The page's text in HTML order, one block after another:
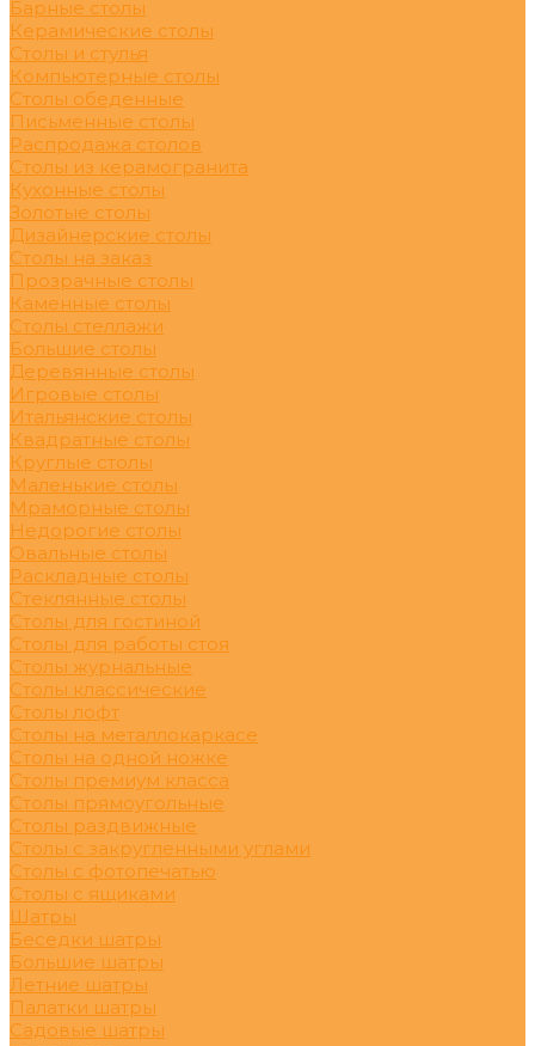
Барные столы
Керамические столы
Столы и стулья
Компьютерные столы
Столы обеденные
Письменные столы
Распродажа столов
Столы из керамогранита
Кухонные столы
Золотые столы
Дизайнерские столы
Столы на заказ
Прозрачные столы
Каменные столы
Столы стеллажи
Большие столы
Деревянные столы
Игровые столы
Итальянские столы
Квадратные столы
Круглые столы
Маленькие столы
Мраморные столы
Недорогие столы
Овальные столы
Раскладные столы
Стеклянные столы
Столы для гостиной
Столы для работы стоя
Столы журнальные
Столы классические
Столы лофт
Столы на металлокаркасе
Столы на одной ножке
Столы премиум класса
Столы прямоугольные
Столы раздвижные
Столы с закругленными углами
Столы с фотопечатью
Столы с ящиками
Шатры
Беседки шатры
Большие шатры
Летние шатры
Палатки шатры
Садовые шатры